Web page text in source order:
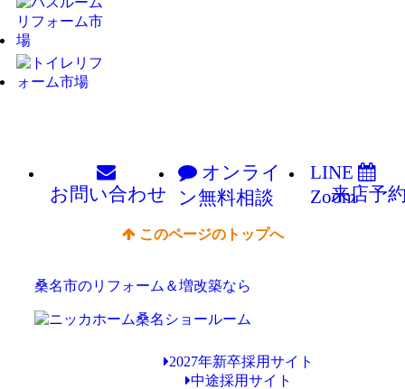
お問い合わせ
オンライ
ン無料相談
LINE
Zoom
来店予
このページのトップへ
桑名市のリフォーム＆増改築なら
2027年新卒採用サイト
中途採用サイト